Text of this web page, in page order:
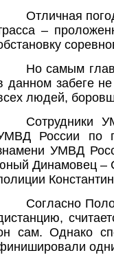
Отличная
–
Но самым
данном забеге
людей,
Сотрудники
России по
УМВД
Динамовец –
Согласно
сам. Однако